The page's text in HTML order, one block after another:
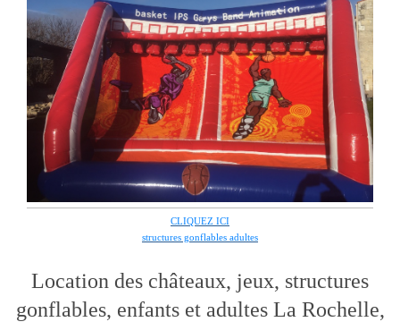
CLIQUEZ ICI
structures gonflables adultes
Location des châteaux, jeux, structures
gonflables, enfants et adultes La Rochelle,